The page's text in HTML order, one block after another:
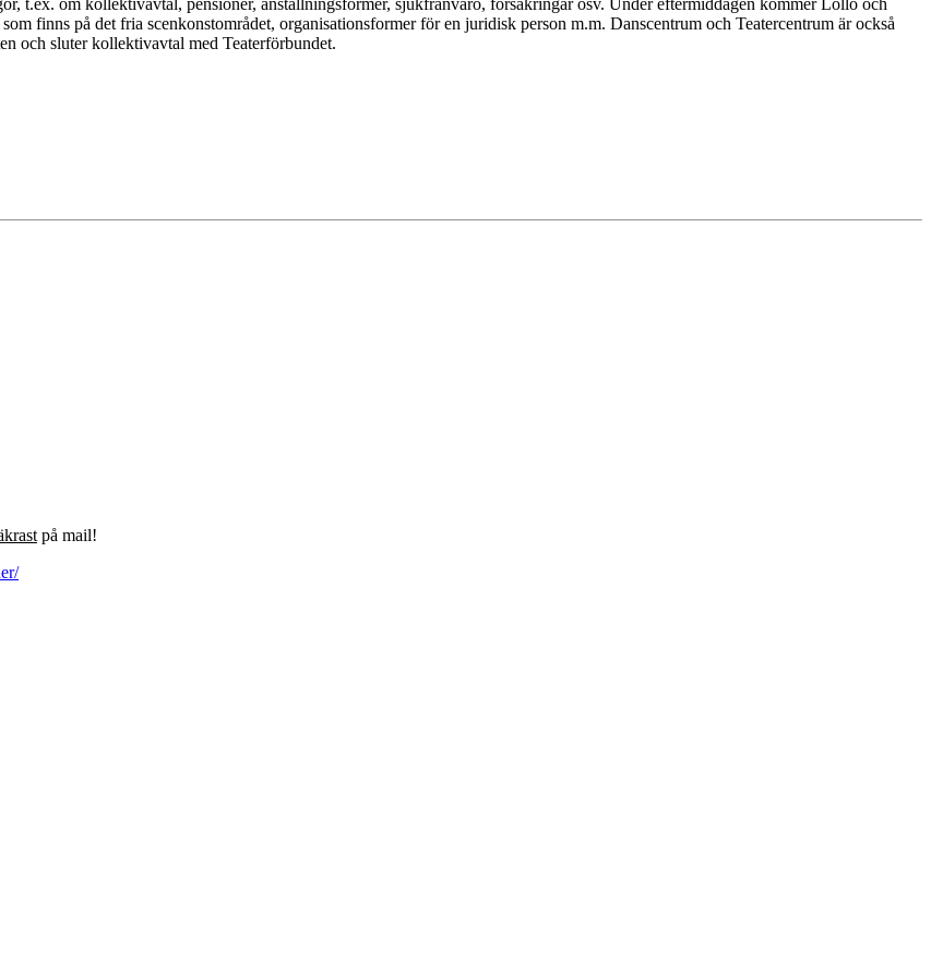
finns på det fria scenkonstområdet, organisationsformer för en juridisk person m.m. Danscentrum och Teatercentrum är också
och sluter kollektivavtal med Teaterförbundet.
på mail!